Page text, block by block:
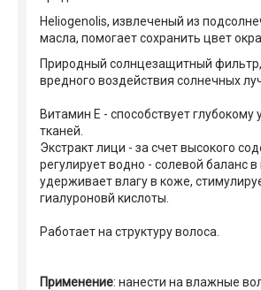
Heliogenolis, извлеченый из
масла, помогает сохранить цвет
Природный солнцезащитный
вредного воздействия солнечных
Витамин Е - способствует
тканей.
Экстракт лици - за счет высокого
регулирует водно - солевой баланс в
удерживает влагу в коже,
гиалуроновй кислоты.
Работает на структуру волоса.
Применение: нанести на влажные